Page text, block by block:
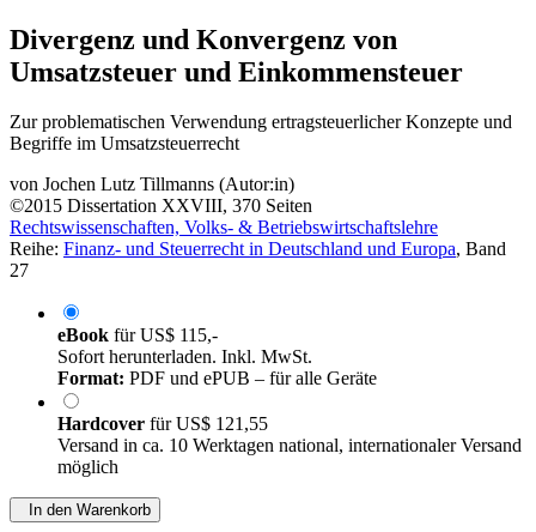
Divergenz und Konvergenz von
Umsatzsteuer und Einkommensteuer
Zur problematischen Verwendung ertragsteuerlicher Konzepte und
Begriffe im Umsatzsteuerrecht
von Jochen Lutz Tillmanns (Autor:in)
©2015 Dissertation XXVIII, 370 Seiten
Rechtswissenschaften, Volks- & Betriebswirtschaftslehre
Reihe: Finanz- und Steuerrecht in Deutschland und Europa, Band
27
eBook fürUS$ 115,-
Sofort herunterladen. Inkl. MwSt.
Format: PDF und ePUB – für alle Geräte
Hardcover fürUS$ 121,55
Versand in ca. 10 Werktagen national, internationaler Versand
möglich
In den Warenkorb